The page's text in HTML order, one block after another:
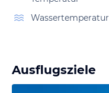
Wassertemperatur
Ausflugsziele